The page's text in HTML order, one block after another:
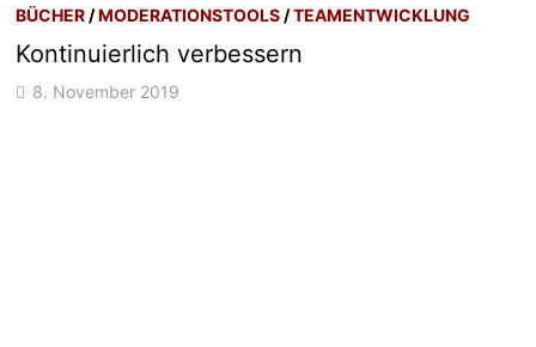
BÜCHER /MODERATIONSTOOLS /TEAMENTWICKLUNG
Kontinuierlich verbessern
8. November 2019